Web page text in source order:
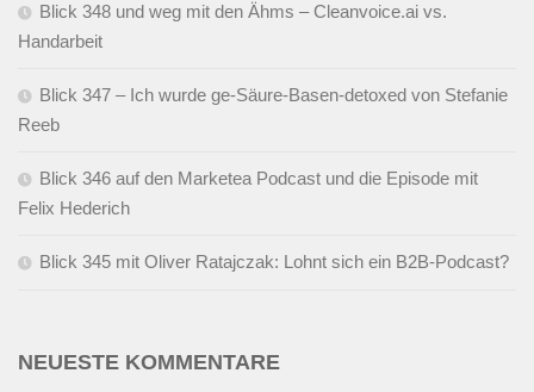
Blick 348 und weg mit den Ähms – Cleanvoice.ai vs.
Handarbeit
Blick 347 – Ich wurde ge-Säure-Basen-detoxed von Stefanie
Reeb
Blick 346 auf den Marketea Podcast und die Episode mit
Felix Hederich
Blick 345 mit Oliver Ratajczak: Lohnt sich ein B2B-Podcast?
NEUESTE KOMMENTARE